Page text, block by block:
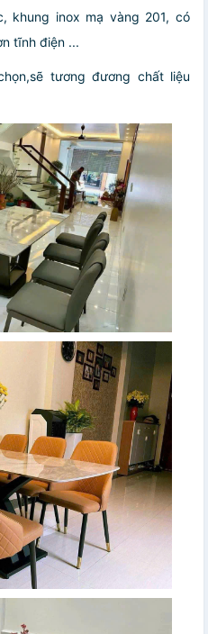
khung inox mạ vàng 201, có
tĩnh điện ...
tương đương chất liệu